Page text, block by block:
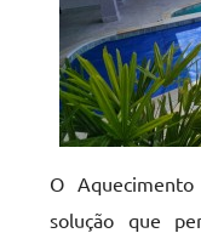
O
solução que